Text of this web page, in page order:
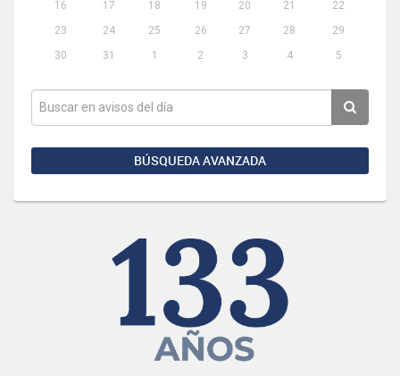
16
17 18 19 20 21
22
23
24 25 26 27 28
29
30
31 1 2 3 4 5
BÚSQUEDA AVANZADA